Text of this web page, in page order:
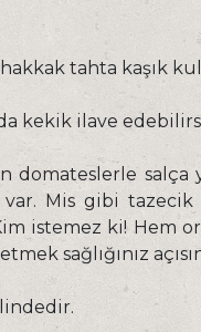
tahta kaşık
kekik ilave
domateslerle salça
var. Mis gibi
istemez ki! Hem
sağlığınız